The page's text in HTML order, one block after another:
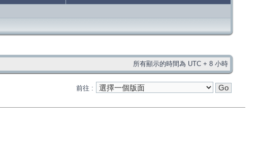
所有顯示的時間為 UTC + 8 小時
前往 :